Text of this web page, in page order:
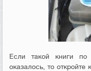
Если такой книги
оказалось, то